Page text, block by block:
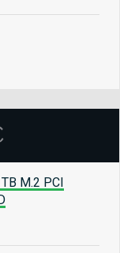
M.2 PCI